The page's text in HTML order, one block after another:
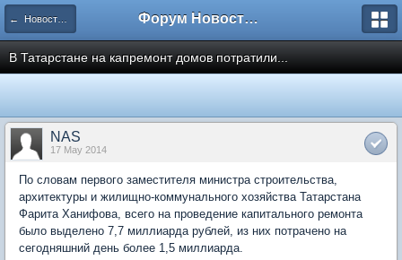
← Новости рынка недвижимости Форум Новостройки
В Татарстане на капремонт домов потратили...
NAS
17 May 2014
По словам первого заместителя министра строительства,
архитектуры и жилищно-коммунального хозяйства Татарстана
Фарита Ханифова, всего на проведение капитального ремонта
было выделено 7,7 миллиарда рублей, из них потрачено на
сегодняшний день более 1,5 миллиарда.